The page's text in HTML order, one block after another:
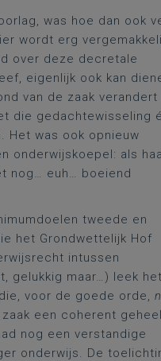
was hoe dan ook
wordt erg
over deze decretale
eigenlijk ook kan
van de zaak verandert
die gedachtewisseling
Het was ook opnieuw
onderwijskoepel: als
nog… euh… boeiend
tweede en
het Grondwettelijk Hof
intussen
gelukkig maar…) leek het
voor de goede orde,
een coherent geheel
nog een verstandige
onderwijs. De